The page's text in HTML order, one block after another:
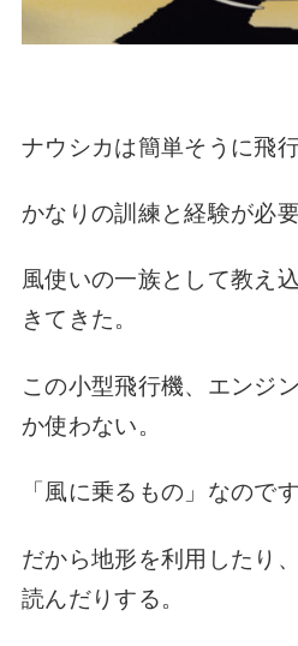
ナウシカは簡単そうに飛
かなりの訓練と経験が必
風使いの一族として教え
きてきた。
この小型飛行機、エンジ
か使わない。
「風に乗るもの」なのです
だから地形を利用したり
読んだりする。